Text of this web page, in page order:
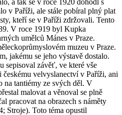
v Paříži, ale stále pobíral plný plat
kteří se v Paříži zdržovali. Tento
V roce 1919 byl Kupka
umělců Mánes v Praze.
muzeu v Praze.
jakému se jeho výstavě dostalo.
sepisoval závěť, ve které vše
velvyslanectví v Paříži, ani
na tantiémy ze svých děl. V
malovat a věnoval se plně
pracovat na obrazech s náměty
Stroje). Toto téma opustil